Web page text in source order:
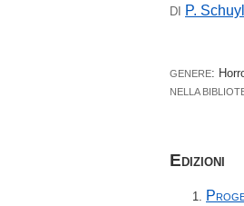
DI P.
GENERE:
NELLA
Edizioni